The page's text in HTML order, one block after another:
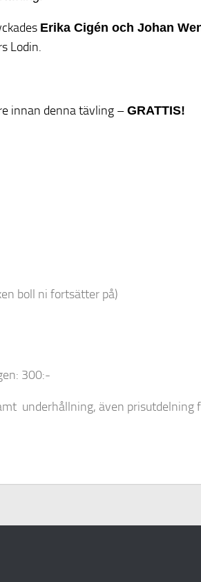
Erika Cigén och Johan
Lodin.
innan denna tävling – GRATTIS!
boll ni fortsätter på)
300:-
underhållning, även